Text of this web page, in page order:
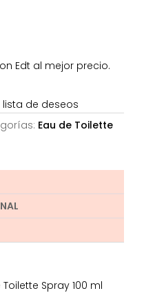
Edt al mejor precio.
de deseos
Eau de Toilette
Spray 100 ml